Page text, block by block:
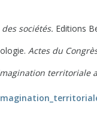
sociétés. Editions
Actes du
territoriale